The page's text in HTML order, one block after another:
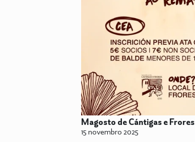
Magosto de Cántigas e Frores
15 novembro 2025